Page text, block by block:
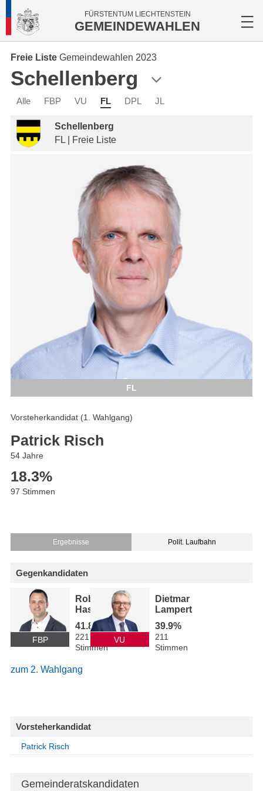
FÜRSTENTUM LIECHTENSTEIN
GEMEINDEWAHLEN
Freie Liste Gemeindewahlen 2023
Schellenberg
Alle FBP VU FL DPL JL
Schellenberg
FL | Freie Liste
FL
Vorsteherkandidat (1. Wahlgang)
Patrick Risch
54 Jahre
18.3%
97 Stimmen
Ergebnisse Polit. Laufbahn
Gegenkandidaten
FBP
Robert
Hassler
41.8%
221
Stimmen
VU
Dietmar
Lampert
39.9%
211
Stimmen
zum 2. Wahlgang
Vorsteherkandidat
Patrick Risch
Gemeinderatskandidaten